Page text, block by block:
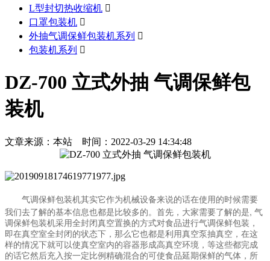
L型封切热收缩机 
口罩包装机 
外抽气调保鲜包装机系列 
包装机系列 
DZ-700 立式外抽 气调保鲜包
装机
文章来源：本站 时间：2022-03-29 14:34:48
气调保鲜包装机其实它作为机械设备来说的话在使用的时候需要
我们去了解的基本信息也都是比较多的。首先，大家需要了解的是, 气
调保鲜包装机采用全封闭真空置换的方式对食品进行气调保鲜包装，
即在真空室全封闭的状态下，那么它也都是利用真空泵抽真空，在这
样的情况下就可以使真空室内的容器形成高真空环境，等这些都完成
的话它然后充入按一定比例精确混合的可使食品延期保鲜的气体，所